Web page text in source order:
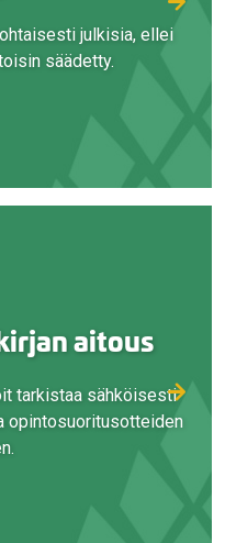
julkisia, ellei
säädetty.
aitous
tarkistaa sähköisesti
opintosuoritusotteiden